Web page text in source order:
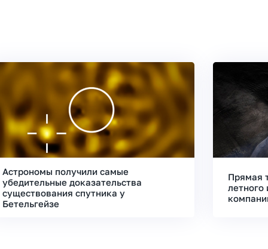
Астрономы получили самые
убедительные доказательства
существования спутника у
Бетельгейзе
Прямая
летного